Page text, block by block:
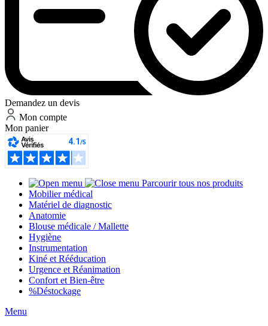
Demandez un devis
Mon compte
Mon panier
Parcourir tous nos produits
Mobilier médical
Matériel de diagnostic
Anatomie
Blouse médicale / Mallette
Hygiène
Instrumentation
Kiné et Rééducation
Urgence et Réanimation
Confort et Bien-être
%Déstockage
Menu